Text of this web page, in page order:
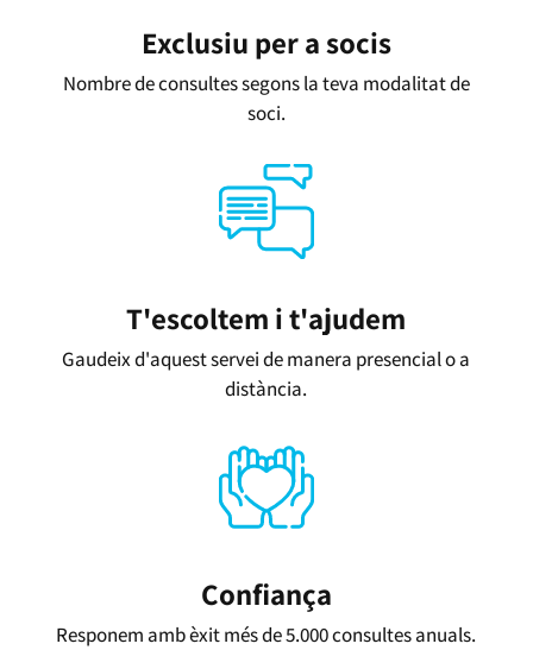
Exclusiu per a socis
Nombre de consultes segons la teva modalitat de
soci.
T'escoltem i t'ajudem
Gaudeix d'aquest servei de manera presencial o a
distància.
Confiança
Responem amb èxit més de 5.000 consultes anuals.